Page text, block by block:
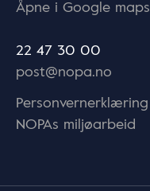
Åpne i Google maps
22 47 30 00
post@nopa.no
Personvernerklæring
NOPAs miljøarbeid